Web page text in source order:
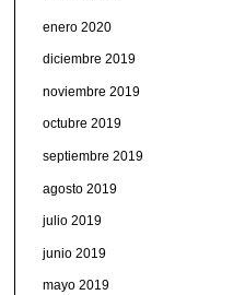
enero 2020
diciembre 2019
noviembre 2019
octubre 2019
septiembre 2019
agosto 2019
julio 2019
junio 2019
mayo 2019